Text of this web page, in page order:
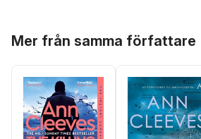
Mer från samma författare